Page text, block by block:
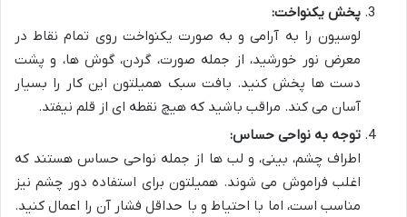
پخش یکنواخت:
لوسیون را به آرامی و به صورت یکنواخت روی تمام نقاط در
معرض نور خورشید، از جمله صورت، گردن، گوش ها، و پشت
دست ها پخش کنید. بافت سبک همیلتون این کار را بسیار
آسان می کند. مراقب باشید که هیچ نقطه ای از قلم نیفتد.
توجه به نواحی حساس:
اطراف چشم، بینی، و لب ها از جمله نواحی حساس هستند که
اغلب فراموش می شوند. همیلتون برای استفاده دور چشم نیز
مناسب است، اما با احتیاط و با حداقل فشار آن را اعمال کنید.